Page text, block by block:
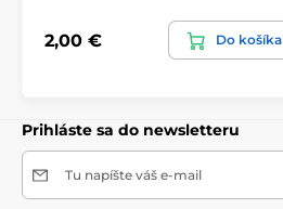
2,00 € Do košíka
Prihláste sa do newsletteru
Tu napíšte váš e-mail